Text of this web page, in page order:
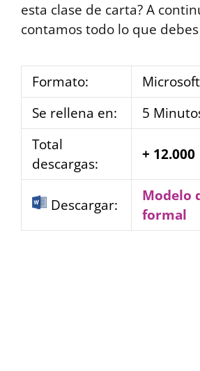
esta clase de carta? A
contamos todo lo que
Formato:
Se rellena en:
5
Total
descargas:
+ 12.000
Descargar:
Modelo
formal